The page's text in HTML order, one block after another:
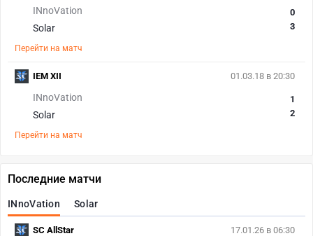
INnoVation
Solar
0
3
Перейти на матч
01.03.18 в 20:30
INnoVation
Solar
1
2
Перейти на матч
IEM XII
Последние матчи
INnoVation Solar
17.01.26 в 06:30
SC AllStar